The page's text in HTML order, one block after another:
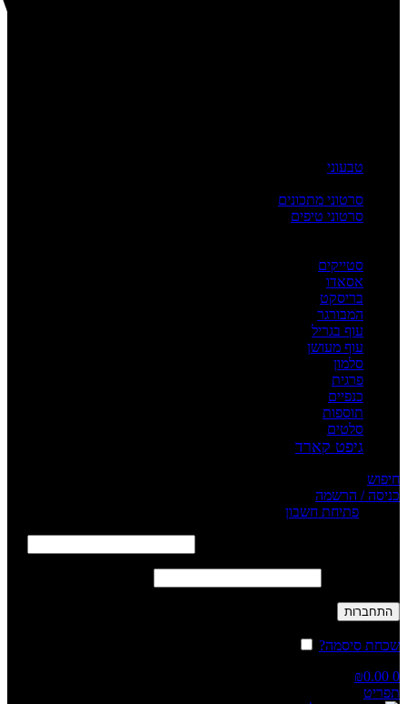
טבעוני
סרטוני מתכונים
סרטוני טיפים
סטייקים
אסאדו
בריסקט
המבורגר
עוף בגריל
עוף מעושן
סלמון
פרגית
כנפיים
תוספות
סלטים
גיפט קארד
חיפוש
כניסה / הרשמה
פתיחת חשבון
התחברות
שכחת סיסמה?
0
₪0.00
תפריט